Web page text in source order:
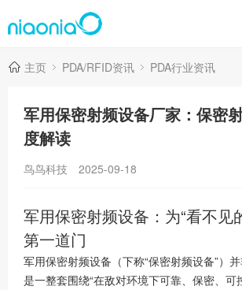
主页 PDA/RFID资讯 PDA行业资讯
军用保密射频设备厂家：保密
度解读
鸟鸟科技 2025-09-18
军用保密射频设备：为“看不见
第一道门
军用保密射频设备（下称“保密射频设备”）
是一整套围绕“在敌对环境下可靠、保密、可